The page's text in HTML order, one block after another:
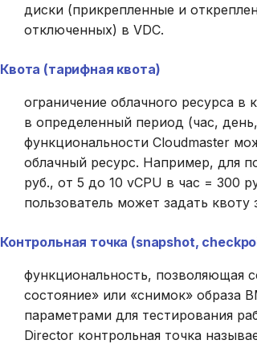
диски (прикрепленные и
отключенных) в VDC.
Квота (тарифная квота)
ограничение облачного ресурса
в определенный период (час,
функциональности Cloudmaster
облачный ресурс. Например, для
руб., от 5 до 10 vCPU в час = 300
пользователь может задать квоту
Контрольная точка (snapshot,
функциональность, позволяющая
состояние» или «снимок» образа
параметрами для тестирования
Director контрольная точка